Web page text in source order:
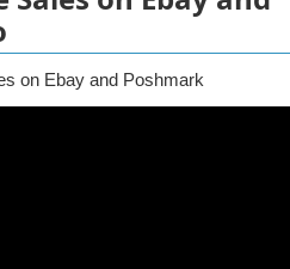
on Ebay and Poshmark